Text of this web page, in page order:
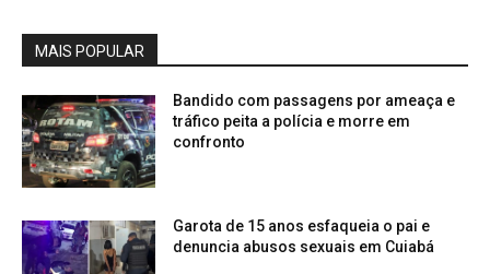
MAIS POPULAR
Bandido com passagens por ameaça e
tráfico peita a polícia e morre em
confronto
Garota de 15 anos esfaqueia o pai e
denuncia abusos sexuais em Cuiabá